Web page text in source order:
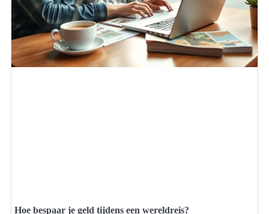
Hoe bespaar je geld tijdens een wereldreis?